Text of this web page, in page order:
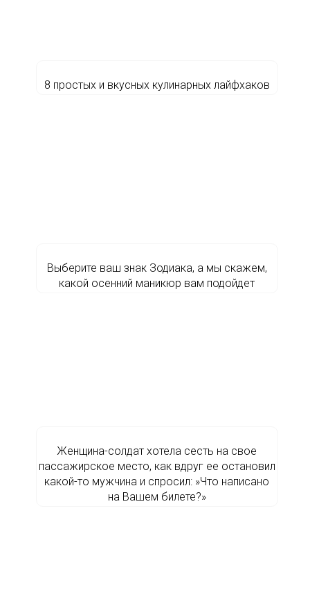
8 простых и вкусных кулинарных лайфхаков
Выберите ваш знак Зодиака, а мы скажем,
какой осенний маникюр вам подойдет
Женщина-солдат хотела сесть на свое
пассажирское место, как вдруг ее остановил
какой-то мужчина и спросил: »Что написано
на Вашем билете?»